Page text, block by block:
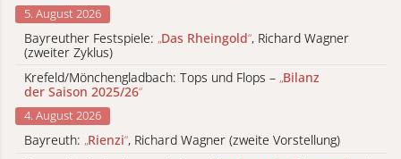
5. August 2026
Bayreuther Festspiele: „Das Rheingold“, Richard Wagner
(zweiter Zyklus)
Krefeld/Mönchengladbach: Tops und Flops – „Bilanz
der Saison 2025/26“
4. August 2026
Bayreuth: „Rienzi“, Richard Wagner (zweite Vorstellung)